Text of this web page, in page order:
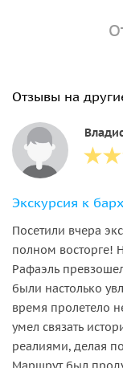
Отзывы на
Экскурсия к
Посетили вчера
полном восторге!
Рафаэль
были настолько
время пролетело
умел связать
реалиями, делая